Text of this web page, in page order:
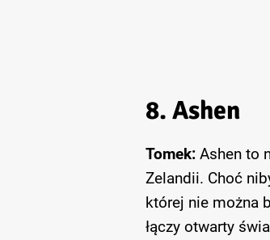
8. Ashen
Tomek:Ashen to
Zelandii. Choć
której nie można
łączy otwarty